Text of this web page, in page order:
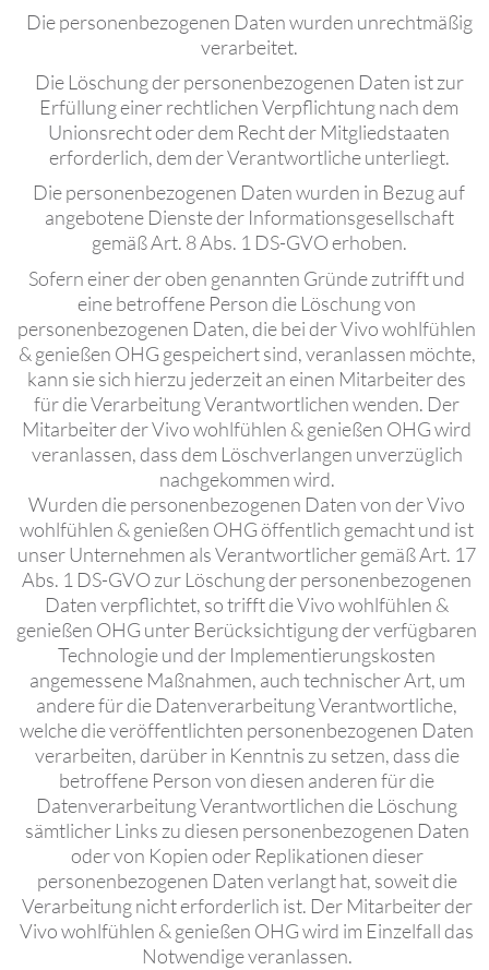
Die personenbezogenen Daten wurden unrechtmäßig
verarbeitet.
Die Löschung der personenbezogenen Daten ist zur
Erfüllung einer rechtlichen Verpflichtung nach dem
Unionsrecht oder dem Recht der Mitgliedstaaten
erforderlich, dem der Verantwortliche unterliegt.
Die personenbezogenen Daten wurden in Bezug auf
angebotene Dienste der Informationsgesellschaft
gemäß Art. 8 Abs. 1 DS-GVO erhoben.
Sofern einer der oben genannten Gründe zutrifft und
eine betroffene Person die Löschung von
personenbezogenen Daten, die bei der Vivo wohlfühlen
& genießen OHG gespeichert sind, veranlassen möchte,
kann sie sich hierzu jederzeit an einen Mitarbeiter des
für die Verarbeitung Verantwortlichen wenden. Der
Mitarbeiter der Vivo wohlfühlen & genießen OHG wird
veranlassen, dass dem Löschverlangen unverzüglich
nachgekommen wird.
Wurden die personenbezogenen Daten von der Vivo
wohlfühlen & genießen OHG öffentlich gemacht und ist
unser Unternehmen als Verantwortlicher gemäß Art. 17
Abs. 1 DS-GVO zur Löschung der personenbezogenen
Daten verpflichtet, so trifft die Vivo wohlfühlen &
genießen OHG unter Berücksichtigung der verfügbaren
Technologie und der Implementierungskosten
angemessene Maßnahmen, auch technischer Art, um
andere für die Datenverarbeitung Verantwortliche,
welche die veröffentlichten personenbezogenen Daten
verarbeiten, darüber in Kenntnis zu setzen, dass die
betroffene Person von diesen anderen für die
Datenverarbeitung Verantwortlichen die Löschung
sämtlicher Links zu diesen personenbezogenen Daten
oder von Kopien oder Replikationen dieser
personenbezogenen Daten verlangt hat, soweit die
Verarbeitung nicht erforderlich ist. Der Mitarbeiter der
Vivo wohlfühlen & genießen OHG wird im Einzelfall das
Notwendige veranlassen.